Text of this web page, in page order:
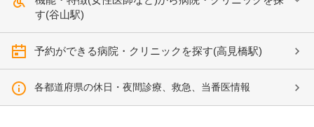
す(谷山駅)
予約ができる病院・クリニックを探す(高見橋駅)
各都道府県の休日・夜間診療、救急、当番医情報